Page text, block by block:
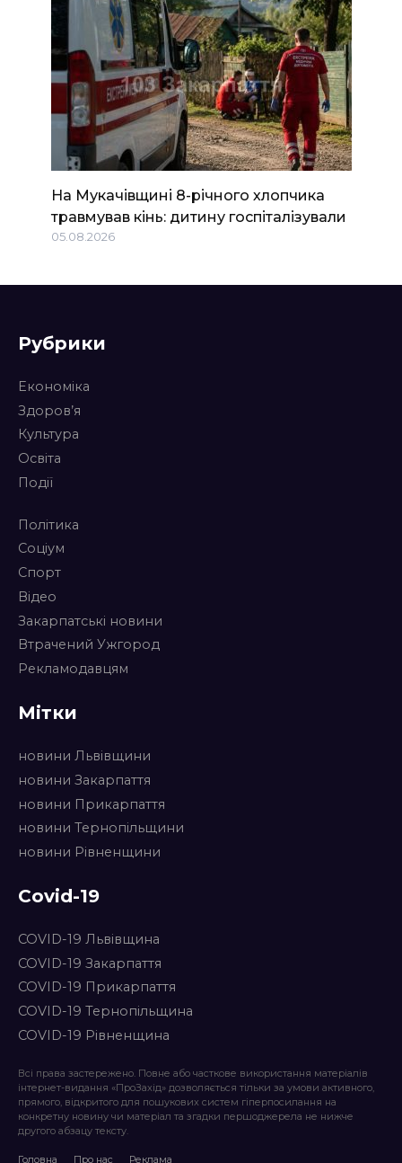
На Мукачівщині 8-річного хлопчика
травмував кінь: дитину госпіталізували
05.08.2026
Рубрики
Економіка
Здоров’я
Культура
Освіта
Події
Політика
Соціум
Спорт
Відео
Закарпатські новини
Втрачений Ужгород
Рекламодавцям
Мітки
новини Львівщини
новини Закарпаття
новини Прикарпаття
новини Тернопільщини
новини Рівненщини
Covid-19
COVID-19 Львівщина
COVID-19 Закарпаття
COVID-19 Прикарпаття
COVID-19 Тернопільщина
COVID-19 Рівненщина
Всі права застережено. Повне або часткове використання матеріалів
інтернет-видання «ПроЗахід» дозволяється тільки за умови активного,
прямого, відкритого для пошукових систем гіперпосилання на
конкретну новину чи матеріал та згадки першоджерела не нижче
другого абзацу тексту.
Головна Про нас Реклама